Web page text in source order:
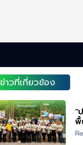
ข่าวที่เกี่ยวข้อง
"
พื้